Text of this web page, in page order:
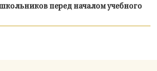
перед началом учебного